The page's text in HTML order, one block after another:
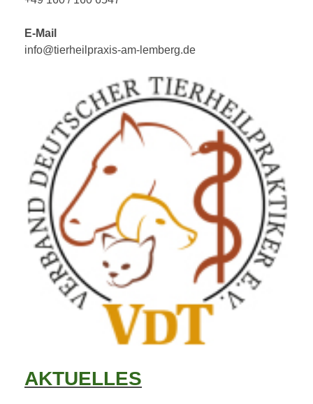
E-Mail
info@tierheilpraxis-am-lemberg.de
AKTUELLES